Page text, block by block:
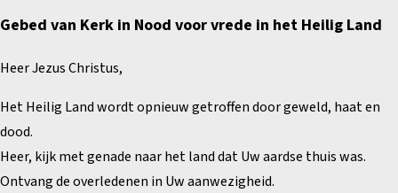
Gebed van Kerk in Nood voor vrede in het Heilig Land
Heer Jezus Christus,
Het Heilig Land wordt opnieuw getroffen door geweld, haat en
dood.
Heer, kijk met genade naar het land dat Uw aardse thuis was.
Ontvang de overledenen in Uw aanwezigheid.